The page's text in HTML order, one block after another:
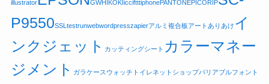
illustrator GWHIKOKI icciftttiphonePANTONEPICO RIP
P9550SSL testrunwebwordpresszapierアルミ複合板アートありあけ イ
ンクジェット
カッティングシート カラーマネー
ジメント
ガラケースウォッチ トイレネットショップバリアブルフォント